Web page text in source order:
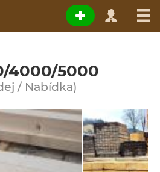
4000/5000
/ Nabídka)